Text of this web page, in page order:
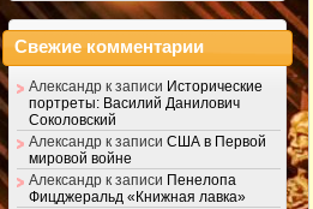
Свежие комментарии
Александр к записи Исторические
портреты: Василий Данилович
Соколовский
Александр к записи США в Первой
мировой войне
Александр к записи Пенелопа
Фицджеральд «Книжная лавка»